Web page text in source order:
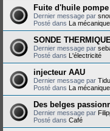
Fuite d'huile pompe
Dernier message par
Posté dans La mécanique
SONDE THERMIQUE
Dernier message par
Posté dans L'électricité
injecteur AAU
Dernier message par
Posté dans La mécanique
Des belges
Dernier message par
Posté dans Café